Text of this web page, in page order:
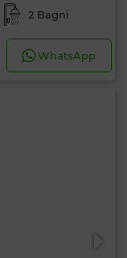
2 Bagni
WhatsApp